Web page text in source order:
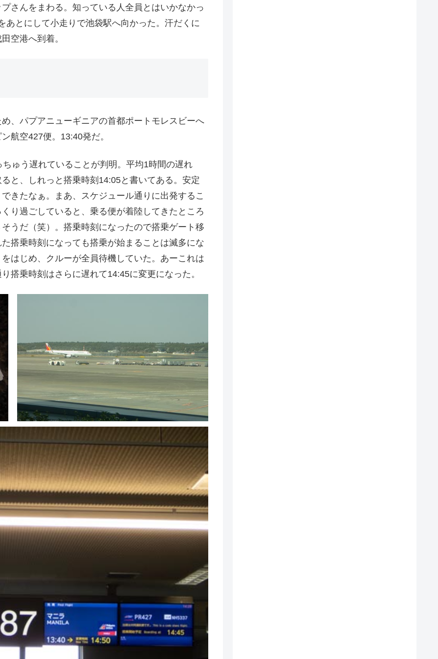
さんをまわる。知っている人全員とはいかなかっ
とにして小走りで池袋駅へ向かった。汗だくに
空港へ到着。
、パプアニューギニアの首都ポートモレスビーへ
航空427便。13:40発だ。
ゅう遅れていることが判明。平均1時間の遅れ
と、しれっと搭乗時刻14:05と書いてある。安定
きたなぁ。まあ、スケジュール通りに出発するこ
り過ごしていると、乗る便が着陸してきたところ
うだ（笑）。搭乗時刻になったので搭乗ゲート移
搭乗時刻になっても搭乗が始まることは滅多にな
はじめ、クルーが全員待機していた。あーこれは
搭乗時刻はさらに遅れて14:45に変更になった。